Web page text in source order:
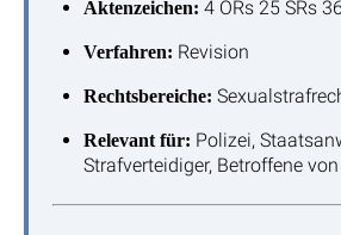
Aktenzeichen: 4 ORs 25 SRs
Verfahren: Revision
Rechtsbereiche:
Relevant für: Polizei,
Strafverteidiger, Betroffene